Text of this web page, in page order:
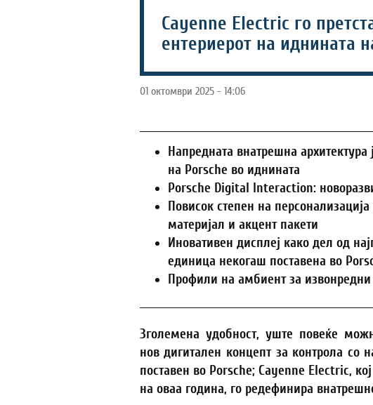
Cayenne Electric го
ентериерот на иднината
01 октомври 2025 - 14:06
Напредната внатрешна архитектура
на Porsche во иднината
Porsche Digital Interaction:
Повисок степен на
материјал и акцент пакети
Иновативен дисплеј како дел од
единица некогаш поставена во
Профили на амбиент за
Зголемена удобност, уште повеќе
нов дигитален концепт за контрола со
поставен во Porsche; Cayenne Electric,
на оваа година, го редефинира